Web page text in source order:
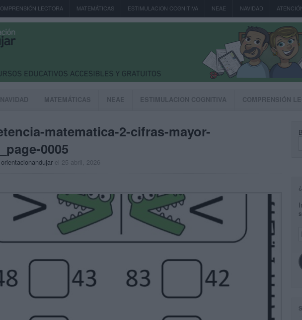
LECTORA MATEMÁTICAS ESTIMULACION COGNITIVA NEAE NAVIDAD
NAVIDAD MATEMÁTICAS NEAE ESTIMULACION COGNITIVA COMPRENSIÓN
matematica-2-cifras-mayor-
0005
orientacionandujar el 25 abril, 2026